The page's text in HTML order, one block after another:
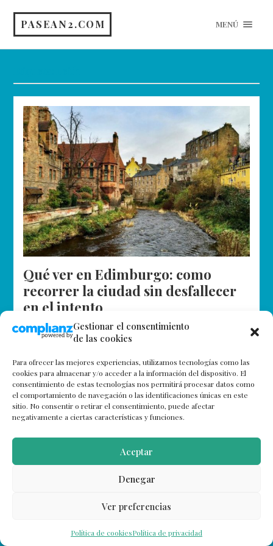
Gestionar el consentimiento
de las cookies
Para ofrecer las mejores experiencias, utilizamos tecnologías como las
cookies para almacenar y/o acceder a la información del dispositivo. El
consentimiento de estas tecnologías nos permitirá procesar datos como
el comportamiento de navegación o las identificaciones únicas en este
sitio. No consentir o retirar el consentimiento, puede afectar
negativamente a ciertas características y funciones.
Aceptar
Denegar
Ver preferencias
Política de cookiesPolítica de privacidad
PASEAN2.COM MENÚ
Qué ver en Edimburgo: como
recorrer la ciudad sin desfallecer
en el intento
En el siguiente artículo os vamos a explicar qué ver en
Edimburgo. O cómo recorrer la ciudad escocesa sin
desfallecer en el intento. Sirva de introducción la
conversación…